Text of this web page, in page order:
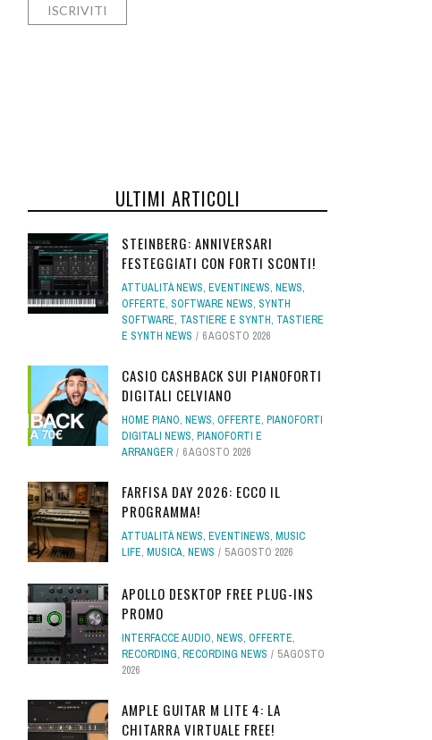
ULTIMI ARTICOLI
STEINBERG: ANNIVERSARI
FESTEGGIATI CON FORTI SCONTI!
ATTUALITÀ NEWS, EVENTINEWS, NEWS,
OFFERTE, SOFTWARE NEWS, SYNTH
SOFTWARE, TASTIERE E SYNTH, TASTIERE
E SYNTH NEWS
6 AGOSTO 2026
CASIO CASHBACK SUI PIANOFORTI
DIGITALI CELVIANO
HOME PIANO, NEWS, OFFERTE, PIANOFORTI
DIGITALI NEWS, PIANOFORTI E
ARRANGER
6 AGOSTO 2026
FARFISA DAY 2026: ECCO IL
PROGRAMMA!
ATTUALITÀ NEWS, EVENTINEWS, MUSIC
LIFE, MUSICA, NEWS 5 AGOSTO 2026
APOLLO DESKTOP FREE PLUG-INS
PROMO
INTERFACCE AUDIO, NEWS, OFFERTE,
RECORDING, RECORDING NEWS
5 AGOSTO
2026
AMPLE GUITAR M LITE 4: LA
CHITARRA VIRTUALE FREE!